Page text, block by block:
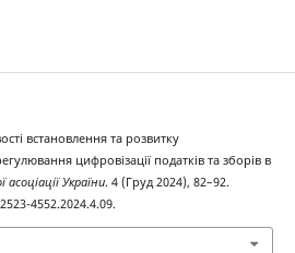
встановлення та розвитку
цифровізації податків та зборів в
України. 4 (Груд 2024), 82–92.
4552.2024.4.09.